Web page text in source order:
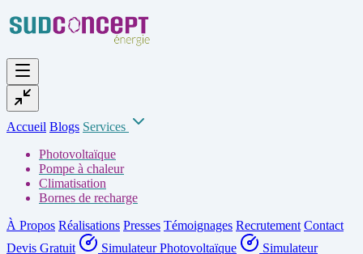
Accueil Blogs Services
Photovoltaïque
Pompe à chaleur
Climatisation
Bornes de recharge
À Propos Réalisations Presses Témoignages Recrutement Contact
Devis Gratuit
Simulateur Photovoltaïque
Simulateur